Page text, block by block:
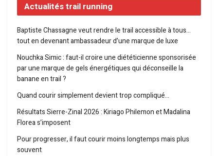
Actualités trail running
Baptiste Chassagne veut rendre le trail accessible à tous…
tout en devenant ambassadeur d’une marque de luxe
Nouchka Simic : faut-il croire une diététicienne sponsorisée
par une marque de gels énergétiques qui déconseille la
banane en trail ?
Quand courir simplement devient trop compliqué…
Résultats Sierre-Zinal 2026 : Kiriago Philemon et Madalina
Florea s’imposent
Pour progresser, il faut courir moins longtemps mais plus
souvent